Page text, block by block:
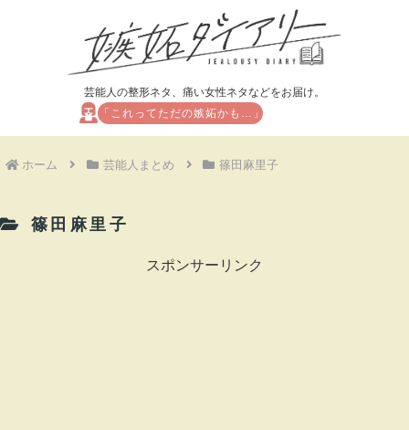
芸能人の整形ネタ、痛い女性ネタなどをお届け。
「これってただの嫉妬かも…」
ホーム 芸能人まとめ 篠田麻里子
篠田麻里子
スポンサーリンク